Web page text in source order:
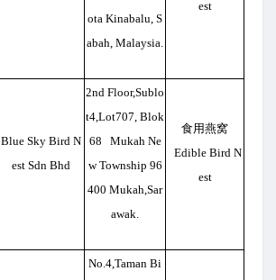
ota Kinabalu, S
abah, Malaysia.
est
Blue Sky Bird N
est Sdn Bhd
2nd Floor,Sublo
t4,Lot707, Blok
68 Mukah Ne
w Township 96
400 Mukah,Sar
awak.
食用燕窝
Edible Bird N
est
No.4,Taman Bi